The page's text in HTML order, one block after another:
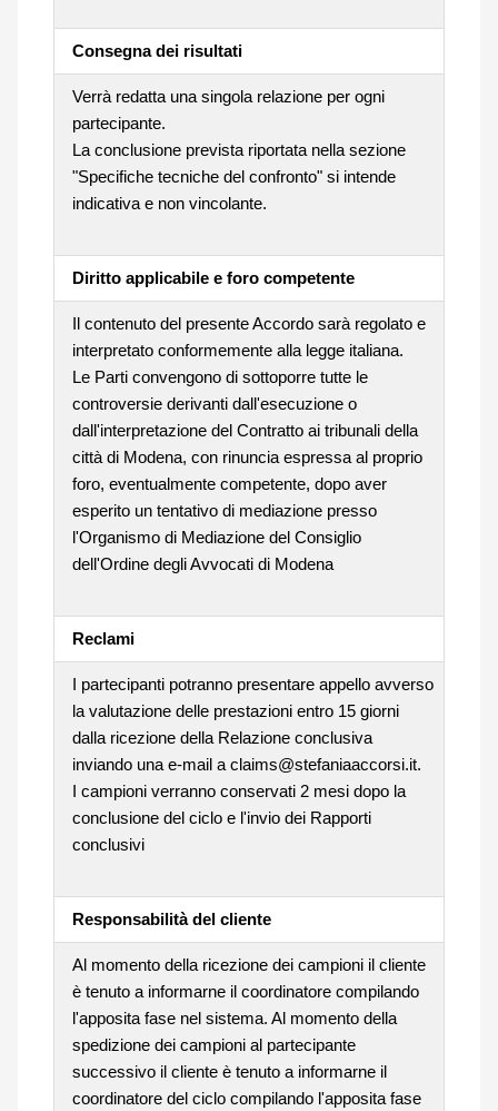
Consegna dei risultati
Verrà redatta una singola relazione per ogni
partecipante.
La conclusione prevista riportata nella sezione
"Specifiche tecniche del confronto" si intende
indicativa e non vincolante.
Diritto applicabile e foro competente
Il contenuto del presente Accordo sarà regolato e
interpretato conformemente alla legge italiana.
Le Parti convengono di sottoporre tutte le
controversie derivanti dall'esecuzione o
dall'interpretazione del Contratto ai tribunali della
città di Modena, con rinuncia espressa al proprio
foro, eventualmente competente, dopo aver
esperito un tentativo di mediazione presso
l'Organismo di Mediazione del Consiglio
dell'Ordine degli Avvocati di Modena
Reclami
I partecipanti potranno presentare appello avverso
la valutazione delle prestazioni entro 15 giorni
dalla ricezione della Relazione conclusiva
inviando una e-mail a claims@stefaniaaccorsi.it.
I campioni verranno conservati 2 mesi dopo la
conclusione del ciclo e l'invio dei Rapporti
conclusivi
Responsabilità del cliente
Al momento della ricezione dei campioni il cliente
è tenuto a informarne il coordinatore compilando
l'apposita fase nel sistema. Al momento della
spedizione dei campioni al partecipante
successivo il cliente è tenuto a informarne il
coordinatore del ciclo compilando l'apposita fase